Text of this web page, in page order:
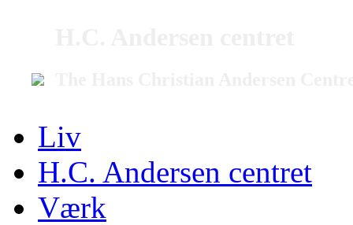
Liv
H.C. Andersen centret
Værk